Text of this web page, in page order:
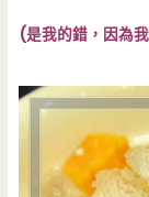
(是我的錯，因為